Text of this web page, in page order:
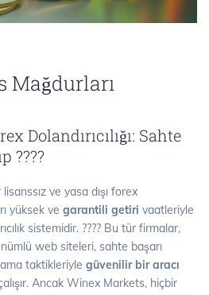
Mağdurları
Dolandırıcılığı: Sahte
????
lisanssız ve yasa dışı forex
yüksek ve garantili getiri vaatleriyle
sistemidir. ???? Bu tür firmalar,
web siteleri, sahte başarı
taktikleriyle güvenilir bir aracı
Ancak Winex Markets, hiçbir